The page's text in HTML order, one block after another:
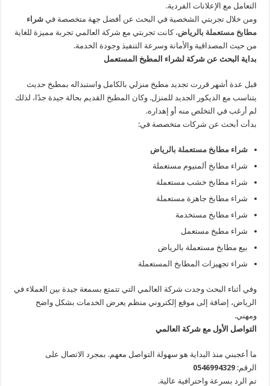
التعامل مع الإعلانات الفردية.
ومن خلال تجربتي الشخصية في البحث عن أفضل جهة متخصصة فيشراء
مطابخ مستعملة بالرياض، كانت تجربتي مع شركة العالمي تجربة مميزة للغاية
من حيث المصداقية والأمانة وسرعة التنفيذ وجودة الخدمة.
بداية البحث عن شركة لشراء المطبخ المستعمل
قبل عدة أشهر قررت تجديد مطبخ منزلي بالكامل واستبداله بمطبخ حديث
يتناسب مع الديكور الجديد للمنزل. وكان المطبخ القديم بحالة جيدة جدًا، لذلك
لم أرغب في التخلص منه أو إهداره.
بدأت أبحث عن شركات متخصصة في:
شراء مطابخ مستعملة بالرياض
شراء مطابخ ألمنيوم مستعملة
شراء مطابخ خشب مستعملة
شراء مطابخ جاهزة مستعملة
شراء مطابخ مستخدمة
شراء مطبخ مستعمل
بيع مطابخ مستعملة بالرياض
شراء تجهيزات المطابخ المستعملة
وفي أثناء البحث وجدت شركة العالمي التي تتمتع بسمعة جيدة بين العملاء في
الرياض، إضافة إلى موقع إلكتروني منظم يعرض الخدمات بشكل واضح
ومهني.
التواصل الأول مع شركة العالمي
ما أعجبني منذ البداية هو سهولة التواصل معهم. بمجرد الاتصال على
الرقم:0546994329
تم الرد بسرعة واحترافية عالية.